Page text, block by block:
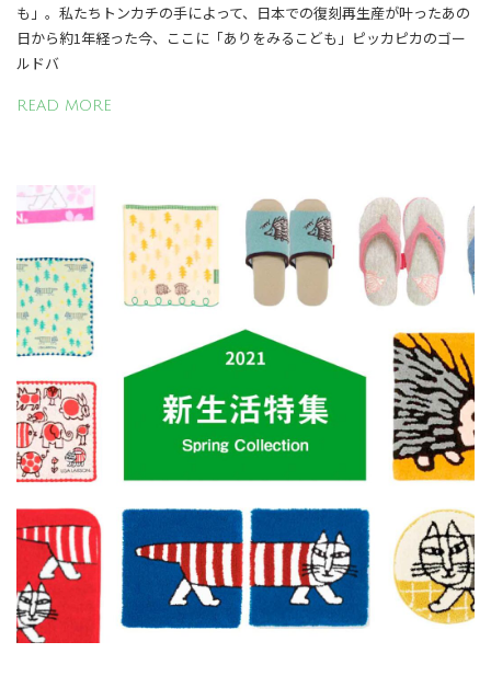
も」。私たちトンカチの手によって、日本での復刻再生産が叶ったあの
日から約1年経った今、ここに「ありをみるこども」ピッカピカのゴー
ルドバ
READ MORE